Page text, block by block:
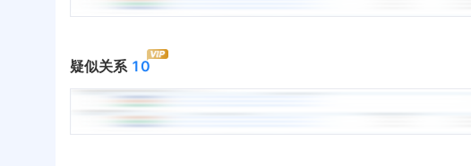
疑似关系 10